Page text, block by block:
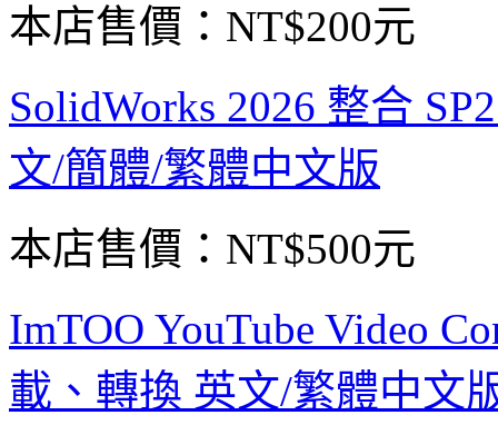
本店售價： NT$200元
SolidWorks 2026 整合
文/簡體/繁體中文版
本店售價： NT$500元
ImTOO YouTube Video
載、轉換 英文/繁體中文